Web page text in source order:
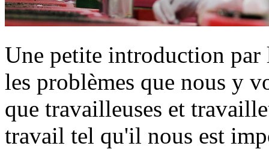
Une petite introduction
les problèmes que nous y
que travailleuses et
travail tel qu'il nous est